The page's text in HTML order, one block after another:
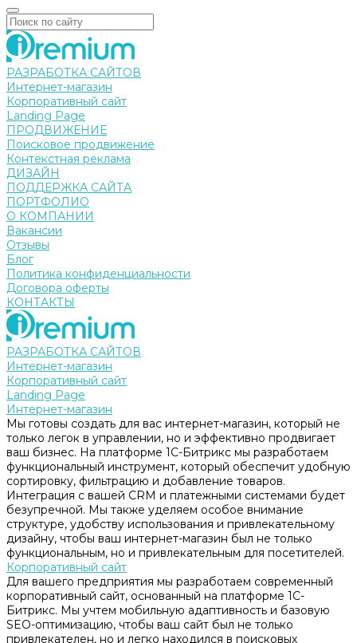
РАЗРАБОТКА САЙТОВ
Интернет-магазин
Корпоративный сайт
Landing Page
ПРОДВИЖЕНИЕ
Поисковое продвижение
Контекстная реклама
ДИЗАЙН
ПОДДЕРЖКА САЙТА
ПОРТФОЛИО
О КОМПАНИИ
Вакансии
Отзывы
Блог
Политика конфиденциальности
Договора оферты
КОНТАКТЫ
РАЗРАБОТКА САЙТОВ
Интернет-магазин
Корпоративный сайт
Landing Page
Интернет-магазин
Мы готовы создать для вас интернет-магазин, который не
только легок в управлении, но и эффективно продвигает
ваш бизнес. На платформе 1С-Битрикс мы разработаем
функциональный инструмент, который обеспечит удобную
сортировку, фильтрацию и добавление товаров.
Интеграция с вашей CRM и платежными системами будет
безупречной. Мы также уделяем особое внимание
структуре, удобству использования и привлекательному
дизайну, чтобы ваш интернет-магазин был не только
функциональным, но и привлекательным для посетителей.
Корпоративный сайт
Для вашего предприятия мы разработаем современный
корпоративный сайт, основанный на платформе 1С-
Битрикс. Мы учтем мобильную адаптивность и базовую
SEO-оптимизацию, чтобы ваш сайт был не только
привлекателен, но и легко находился в поисковых